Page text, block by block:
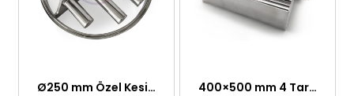
Ø250 mm Özel Kesim Elek Mıknatıs 400×500 mm 4 Taraf Kapalı, Tutamaklı Elek Mıknatıs